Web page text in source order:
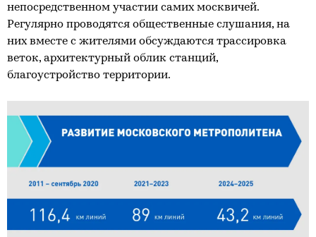
непосредственном участии самих москвичей.
Регулярно проводятся общественные слушания, на
них вместе с жителями обсуждаются трассировка
веток, архитектурный облик станций,
благоустройство территории.